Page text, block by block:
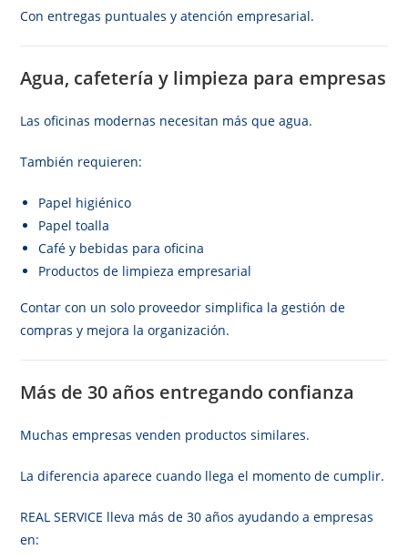
Con entregas puntuales y atención empresarial.
Agua, cafetería y limpieza para empresas
Las oficinas modernas necesitan más que agua.
También requieren:
Papel higiénico
Papel toalla
Café y bebidas para oficina
Productos de limpieza empresarial
Contar con un solo proveedor simplifica la gestión de
compras y mejora la organización.
Más de 30 años entregando confianza
Muchas empresas venden productos similares.
La diferencia aparece cuando llega el momento de cumplir.
REAL SERVICE lleva más de 30 años ayudando a empresas
en: